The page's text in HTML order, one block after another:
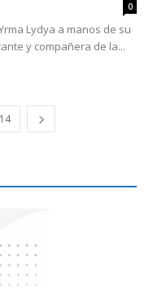
0
Lydya a manos de su
y compañera de la...
14